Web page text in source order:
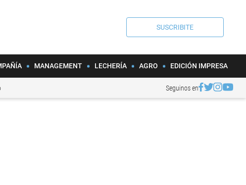
SUSCRIBITE
MANAGEMENT LECHERÍA AGRO EDICIÓN IMPRESA
Seguinos en